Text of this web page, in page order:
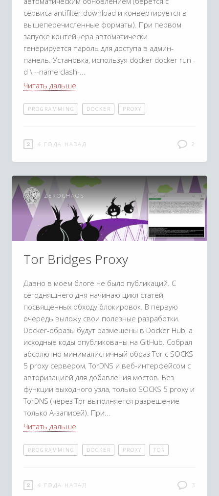
сервиса antifilter.download и конвертируется в
вышеперечисленные форматы). При первом
запуске контейнера автоматически
генерируется пароль для доступа в админ-
панель. Установка, используя docker docker run -
d \ --name clash-
Читать дальше
PROGRAMMING DOCKER PROXY
4 ГОДА НАЗАД 2
ZEROCHAOS
Tor Bridges Proxy
Давно в моем блоге не было публикаций. С
сегодняшнего дня начинаю цикл статей,
посвященных обходу блокировок. В первую
очередь выложу свои полезные разработки.
Docker-образы будут размещены в Docker Hub, а
исходные коды опубликованы на GitHub. Собрал
абсолютно минималистичный образ Tor с SOCKS
5 proxy сервером, TorDNS и веб-интерфейсом с
авторизацией для добавления мостов. Без
функции выходного узла, только SOCKS 5 proxy и
TorDNS (через Tor выполняется разрешение
только A-записей). При
Читать дальше
PROGRAMMING DOCKER PROXY TOR
4 ГОДА НАЗАД 3